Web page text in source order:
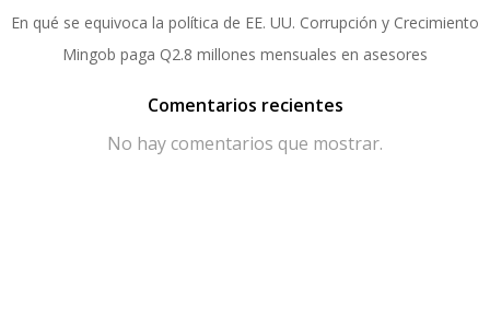
En qué se equivoca la política de EE. UU. Corrupción y Crecimiento
Mingob paga Q2.8 millones mensuales en asesores
Comentarios recientes
No hay comentarios que mostrar.